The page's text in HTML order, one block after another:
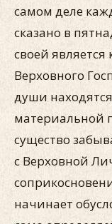
самом деле
сказано в
своей
Верховного
души
материальной
существо
с Верховной
начинает